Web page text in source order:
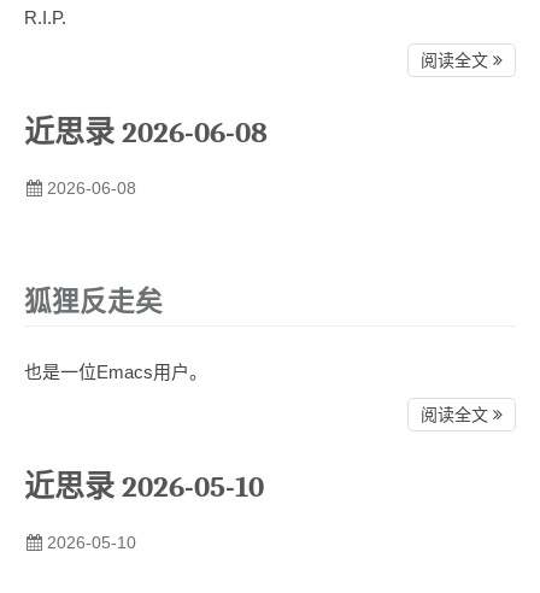
R.I.P.
阅读全文
近思录 2026-06-08
2026-06-08
狐狸反走矣
也是一位Emacs用户。
阅读全文
近思录 2026-05-10
2026-05-10